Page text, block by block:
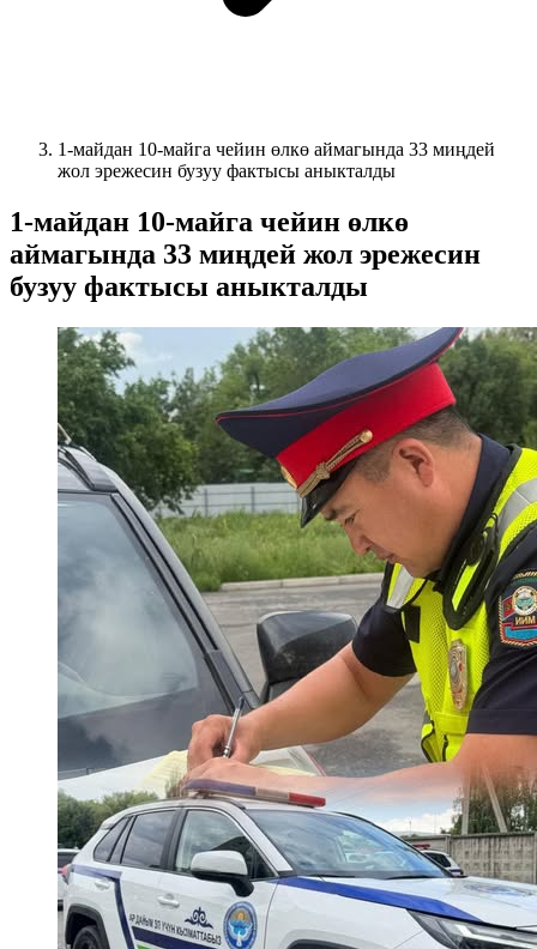
1-майдан 10-майга чейин өлкө аймагында 33 миңдей
жол эрежесин бузуу фактысы аныкталды
1-майдан 10-майга чейин өлкө
аймагында 33 миңдей жол эрежесин
бузуу фактысы аныкталды